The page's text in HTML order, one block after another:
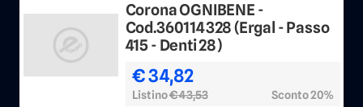
Corona OGNIBENE -
Cod.360114328 (Ergal - Passo
415 - Denti 28)
€ 34,82
Listino€ 43,53 Sconto 20%